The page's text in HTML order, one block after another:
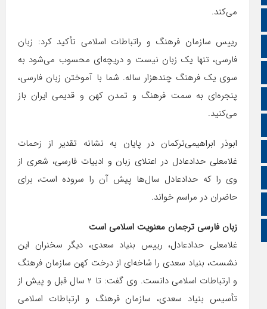
تالار گفتمان
اپلیکیشن سایت
اینستاگرام
اطلاعات سایت
زبان انگلیسی
زبان عربی
می‌کند.
رییس سازمان فرهنگ و راتباطات اسلامی تأکید کرد: زبان
فارسی، تنها یک زبان نیست و دریچه‌ای محسوب می‌شود به
سوی یک فرهنگ چندهزار ساله. شما با آموختن زبان فارسی،
پنجره‌ای به سمت فرهنگ و تمدن کهن و قدیمی ایران باز
می‌کنید.
ابوذر ابراهیمی‌ترکمان در پایان به نشانه تقدیر از زحمات
غلامعلی حدادعادل در اعتلای زبان و ادبیات فارسی، شعری از
وی را که حدادعادل سال‌ها پیش آن را سروده است، برای
حاضران در مراسم خواند.
زبان فارسی ترجمان معنویت اسلامی است
غلامعلی حدادعادل، رییس بنیاد سعدی، دیگر سخنران این
نشست، بنیاد سعدی را شاخه‌ای از درخت کهن سازمان فرهنگ
و ارتباطات اسلامی دانست. وی گفت: تا ۲ سال قبل و پیش از
تأسیس بنیاد سعدی، سازمان فرهنگ و ارتباطات اسلامی